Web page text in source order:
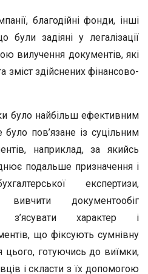
благодійні фонди, інші
були задіяні у легалізації
вилучення документів, які
зміст здійснених фінансово-
було найбільш ефективним
пов’язане із суцільним
наприклад, за якийсь
подальше призначення і
експертизи,
документообіг
з’ясувати характер і
що фіксують сумнівну
цього, готуючись до виїмки,
і скласти з їх допомогою